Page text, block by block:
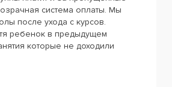
система оплаты. Мы
после ухода с курсов.
ребенок в предыдущем
которые не доходили